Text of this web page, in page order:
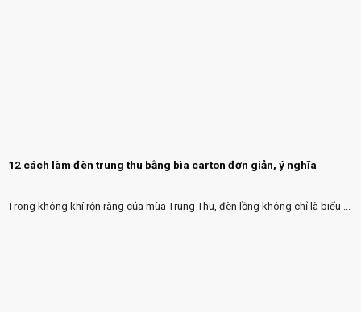
12 cách làm đèn trung thu bằng bìa carton đơn giản, ý nghĩa
Trong không khí rộn ràng của mùa Trung Thu, đèn lồng không chỉ là biểu ...